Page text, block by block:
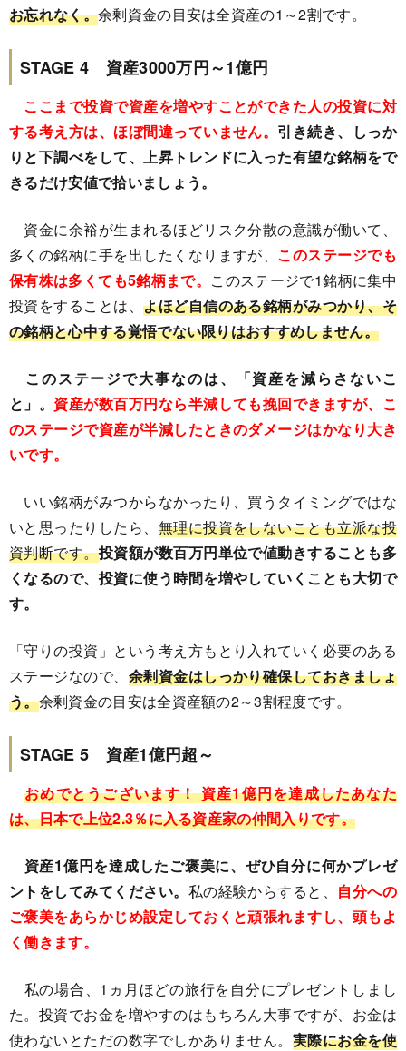
お忘れなく。余剰資金の目安は全資産の1～2割です。
STAGE 4 資産3000万円～1億円
ここまで投資で資産を増やすことができた人の投資に対
する考え方は、ほぼ間違っていません。 引き続き、しっか
りと下調べをして、上昇トレンドに入った有望な銘柄をで
きるだけ安値で拾いましょう。
資金に余裕が生まれるほどリスク分散の意識が働いて、
多くの銘柄に手を出したくなりますが、 このステージでも
保有株は多くても5銘柄まで。 このステージで1銘柄に集中
投資をすることは、よほど自信のある銘柄がみつかり、そ
の銘柄と心中する覚悟でない限りはおすすめしません。
このステージで大事なのは、「資産を減らさないこ
と」。 資産が数百万円なら半減しても挽回できますが、こ
のステージで資産が半減したときのダメージはかなり大き
いです。
いい銘柄がみつからなかったり、買うタイミングではな
いと思ったりしたら、 無理に投資をしないことも立派な投
資判断です。投資額が数百万円単位で値動きすることも多
くなるので、投資に使う時間を増やしていくことも大切で
す。
「守りの投資」という考え方もとり入れていく必要のある
ステージなので、 余剰資金はしっかり確保しておきましょ
う。余剰資金の目安は全資産額の2～3割程度です。
STAGE 5 資産1億円超～
おめでとうございます！ 資産1億円を達成したあなた
は、日本で上位2.3％に入る資産家の仲間入りです。
資産1億円を達成したご褒美に、ぜひ自分に何かプレゼ
ントをしてみてください。 私の経験からすると、 自分への
ご褒美をあらかじめ設定しておくと頑張れますし、頭もよ
く働きます。
私の場合、1ヵ月ほどの旅行を自分にプレゼントしまし
た。投資でお金を増やすのはもちろん大事ですが、お金は
使わないとただの数字でしかありません。 実際にお金を使